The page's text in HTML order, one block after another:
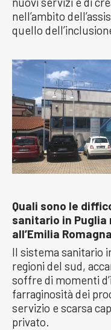
nell’ambito
quello
Quali sono le
sanitario in
all’Emilia
Il sistema sanitario
regioni del sud,
soffre di momenti
farraginosità dei
servizio e scarsa
privato.